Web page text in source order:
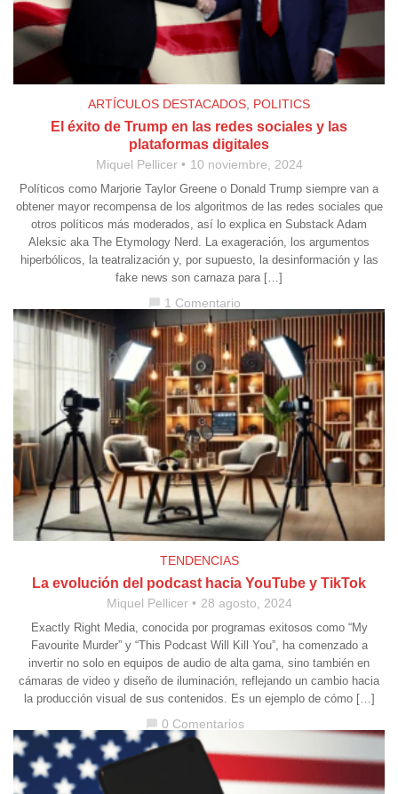
ARTÍCULOS DESTACADOS POLITICS
El éxito de Trump en las redes sociales y las
plataformas digitales
Miquel Pellicer 10 noviembre, 2024
Políticos como Marjorie Taylor Greene o Donald Trump siempre van a
obtener mayor recompensa de los algoritmos de las redes sociales que
otros políticos más moderados, así lo explica en Substack Adam
Aleksic aka The Etymology Nerd. La exageración, los argumentos
hiperbólicos, la teatralización y, por supuesto, la desinformación y las
fake news son carnaza para […]
chat_bubble 1 Comentario
TENDENCIAS
La evolución del podcast hacia YouTube y TikTok
Miquel Pellicer 28 agosto, 2024
Exactly Right Media, conocida por programas exitosos como “My
Favourite Murder” y “This Podcast Will Kill You”, ha comenzado a
invertir no solo en equipos de audio de alta gama, sino también en
cámaras de video y diseño de iluminación, reflejando un cambio hacia
la producción visual de sus contenidos. Es un ejemplo de cómo […]
chat_bubble 0 Comentarios